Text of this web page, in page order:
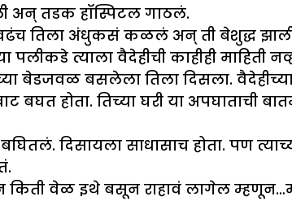
अन् तडक हॉस्पिटल गाठलं.
तिला अंधुकसं कळलं अन् ती बेशुद्ध
त्याला वैदेहीची काहीही माहिती
बेडजवळ बसलेला तिला दिसला.
बघत होता. तिच्या घरी या अपघाताची
दिसायला साधासाच होता. पण
किती वेळ इथे बसून राहावं लागेल